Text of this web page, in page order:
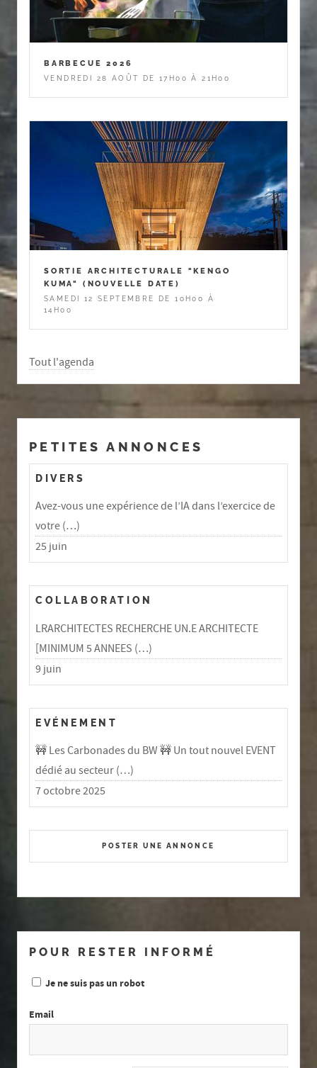
BARBECUE 2026
VENDREDI 28 AOÛT DE 17H00 À 21H00
SORTIE ARCHITECTURALE "KENGO
KUMA" (NOUVELLE DATE)
SAMEDI 12 SEPTEMBRE DE 10H00 À
14H00
Tout l'agenda
PETITES ANNONCES
DIVERS
Avez-vous une expérience de l’IA dans l’exercice de
votre (…)
25 juin
COLLABORATION
LRARCHITECTES RECHERCHE UN.E ARCHITECTE
[MINIMUM 5 ANNEES (…)
9 juin
EVÉNEMENT
🚧 Les Carbonades du BW 🚧 Un tout nouvel EVENT
dédié au secteur (…)
7 octobre 2025
POSTER UNE ANNONCE
POUR RESTER INFORMÉ
Je ne suis pas un robot
Email